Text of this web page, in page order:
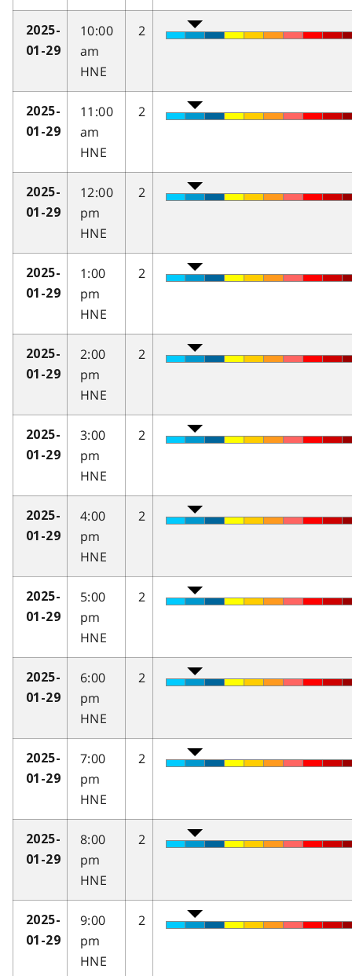
2025-
01-29
10:00
am
HNE
2
2025-
01-29
11:00
am
HNE
2
2025-
01-29
12:00
pm
HNE
2
2025-
01-29
1:00
pm
HNE
2
2025-
01-29
2:00
pm
HNE
2
2025-
01-29
3:00
pm
HNE
2
2025-
01-29
4:00
pm
HNE
2
2025-
01-29
5:00
pm
HNE
2
2025-
01-29
6:00
pm
HNE
2
2025-
01-29
7:00
pm
HNE
2
2025-
01-29
8:00
pm
HNE
2
2025-
01-29
9:00
pm
HNE
2